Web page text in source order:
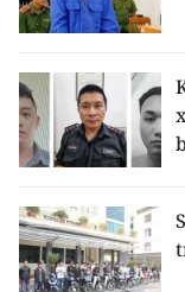
THỜI NAY
NHÂN DÂN CUỐI
NHÂN DÂN
MUA BÁO